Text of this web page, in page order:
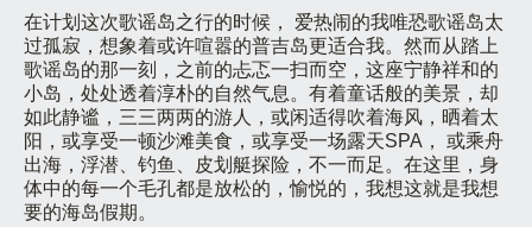
在计划这次歌谣岛之行的时候， 爱热闹的我唯恐歌谣岛太
过孤寂，想象着或许喧嚣的普吉岛更适合我。然而从踏上
歌谣岛的那一刻，之前的忐忑一扫而空，这座宁静祥和的
小岛，处处透着淳朴的自然气息。有着童话般的美景，却
如此静谧，三三两两的游人，或闲适得吹着海风，晒着太
阳，或享受一顿沙滩美食，或享受一场露天SPA， 或乘舟
出海，浮潜、钓鱼、皮划艇探险，不一而足。在这里，身
体中的每一个毛孔都是放松的，愉悦的，我想这就是我想
要的海岛假期。